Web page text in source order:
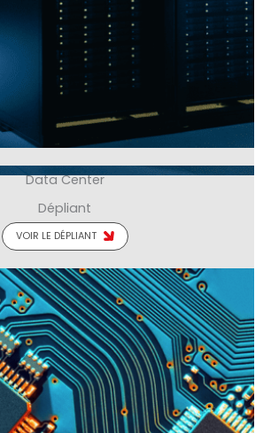
Data Center
Dépliant
VOIR LE DÉPLIANT